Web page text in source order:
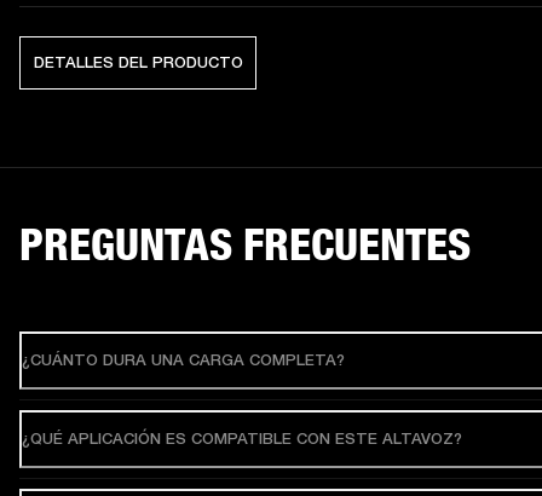
DETALLES DEL PRODUCTO
PREGUNTAS FRECUENTES
¿CUÁNTO DURA UNA CARGA COMPLETA?
¿QUÉ APLICACIÓN ES COMPATIBLE CON ESTE ALTAVOZ?